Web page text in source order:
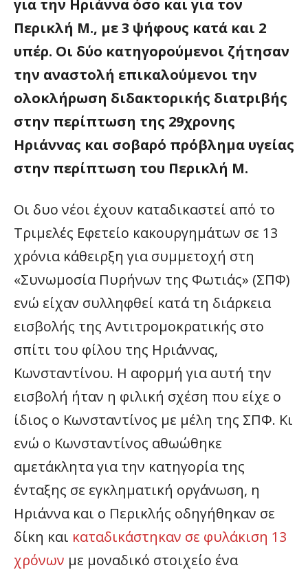
για την Ηριάννα όσο και για τον
Περικλή Μ., με 3 ψήφους κατά και 2
υπέρ. Οι δύο κατηγορούμενοι ζήτησαν
την αναστολή επικαλούμενοι την
ολοκλήρωση διδακτορικής διατριβής
στην περίπτωση της 29χρονης
Ηριάννας και σοβαρό πρόβλημα υγείας
στην περίπτωση του Περικλή Μ.
Οι δυο νέοι έχουν καταδικαστεί από το
Τριμελές Εφετείο κακουργημάτων σε 13
χρόνια κάθειρξη για συμμετοχή στη
«Συνωμοσία Πυρήνων της Φωτιάς» (ΣΠΦ)
ενώ είχαν συλληφθεί κατά τη διάρκεια
εισβολής της Αντιτρομοκρατικής στο
σπίτι του φίλου της Ηριάννας,
Κωνσταντίνου. Η αφορμή για αυτή την
εισβολή ήταν η φιλική σχέση που είχε ο
ίδιος ο Κωνσταντίνος με μέλη της ΣΠΦ. Κι
ενώ ο Κωνσταντίνος αθωώθηκε
αμετάκλητα για την κατηγορία της
ένταξης σε εγκληματική οργάνωση, η
Ηριάννα και ο Περικλής οδηγήθηκαν σε
δίκη και καταδικάστηκαν σε φυλάκιση 13
χρόνων με μοναδικό στοιχείο ένα